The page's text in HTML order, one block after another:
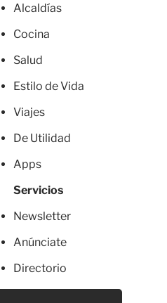
Alcaldías
Cocina
Salud
Estilo de Vida
Viajes
De Utilidad
Apps
Servicios
Newsletter
Anúnciate
Directorio